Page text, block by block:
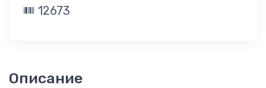
12673
Описание